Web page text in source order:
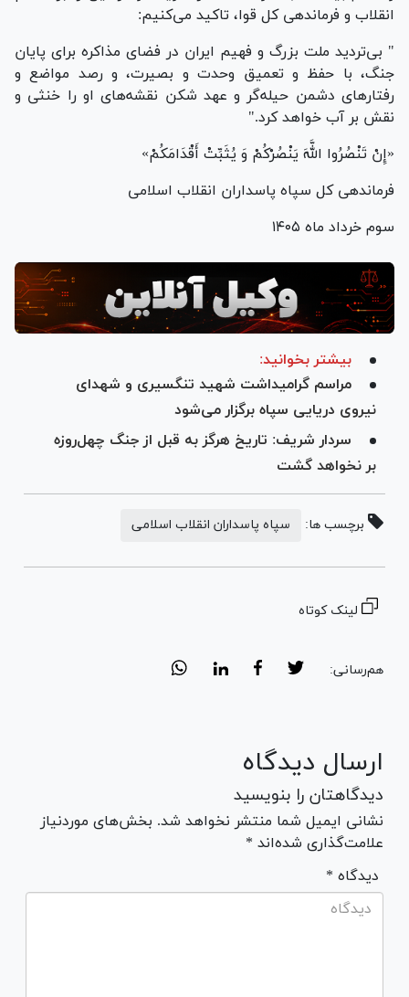
انقلاب و فرماندهی کل قوا، تاکید می‌کنیم:
" بی‌تردید ملت بزرگ و فهیم ایران در فضای مذاکره برای پایان
جنگ، با حفظ و تعمیق وحدت و بصیرت، و رصد مواضع و
رفتارهای دشمن حیله‌گر و عهد شکن نقشه‌های او را خنثی و
نقش بر آب خواهد کرد."
«إِنْ تَنْصُرُوا اللَّهَ یَنْصُرْکُمْ وَ یُثَبِّتْ أَقْدَامَکُمْ»
فرماندهی کل سپاه پاسداران انقلاب اسلامی
سوم خرداد ماه ۱۴۰۵
بیشتر بخوانید:
مراسم گرامیداشت شهید تنگسیری و شهدای
نیروی دریایی سپاه برگزار می‌شود
سردار شریف: تاریخ هرگز به قبل از جنگ چهل‌روزه
بر نخواهد گشت
برچسب ها: سپاه پاسداران انقلاب اسلامی
لینک کوتاه
هم‌رسانی:
ارسال دیدگاه
دیدگاهتان را بنویسید
نشانی ایمیل شما منتشر نخواهد شد. بخش‌های موردنیاز
علامت‌گذاری شده‌اند *
* دیدگاه